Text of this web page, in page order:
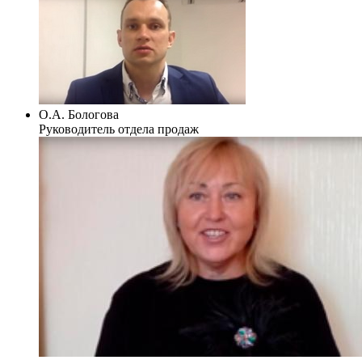
О.А. Бологова
Руководитель отдела продаж